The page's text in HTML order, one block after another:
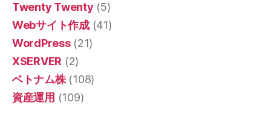
Twenty Twenty (5)
Webサイト作成(41)
WordPress(21)
XSERVER (2)
ベトナム株(108)
資産運用 (109)